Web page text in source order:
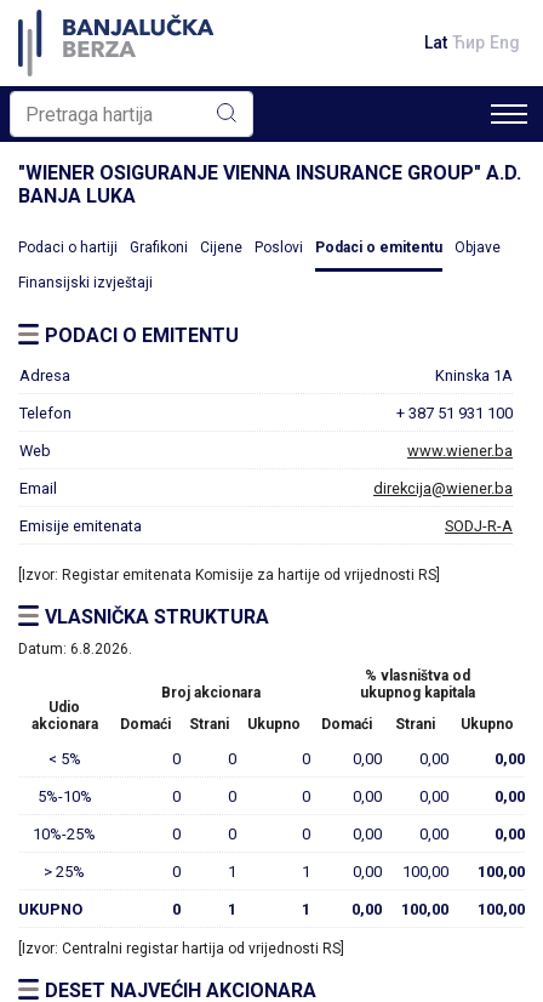
Lat Ћир Eng
"WIENER OSIGURANJE VIENNA INSURANCE GROUP" A.D.
BANJA LUKA
Podaci o hartiji Grafikoni Cijene Poslovi Podaci o emitentu Objave
Finansijski izvještaji
PODACI O EMITENTU
Adresa Kninska 1A
Telefon + 387 51 931 100
Web www.wiener.ba
Email direkcija@wiener.ba
Emisije emitenata SODJ-R-A
[Izvor: Registar emitenata Komisije za hartije od vrijednosti RS]
VLASNIČKA STRUKTURA
Datum: 6.8.2026.
Udio
akcionara
Broj akcionara
% vlasništva od
ukupnog kapitala
Domaći
Strani Ukupno Domaći Strani Ukupno
< 5% 0 0 0 0,00 0,00 0,00
5%-10% 0 0 0 0,00 0,00 0,00
10%-25% 0 0 0 0,00 0,00 0,00
> 25% 0 1 1 0,00 100,00 100,00
UKUPNO 0 1 1 0,00 100,00 100,00
[Izvor: Centralni registar hartija od vrijednosti RS]
DESET NAJVEĆIH AKCIONARA